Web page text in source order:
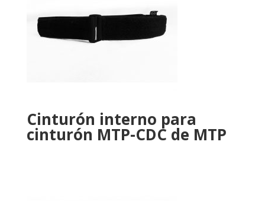
Cinturón interno para
cinturón MTP-CDC de MTP